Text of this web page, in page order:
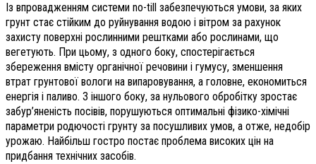
Із впровадженням системи no-till забезпечуються умови, за яких
грунт стає стійким до руйнування водою і вітром за рахунок
захисту поверхні рослинними рештками або рослинами, що
вегетують. При цьому, з одного боку, спостерігається
збереження вмісту органічної речовини і гумусу, зменшення
втрат грунтової вологи на випаровування, а головне, економиться
енергія і паливо. З іншого боку, за нульового обробітку зростає
забур’яненість посівів, порушуються оптимальні фізико-хімічні
параметри родючості грунту за посушливих умов, а отже, недобір
урожаю. Найбільш гостро постає проблема високих цін на
придбання технічних засобів.